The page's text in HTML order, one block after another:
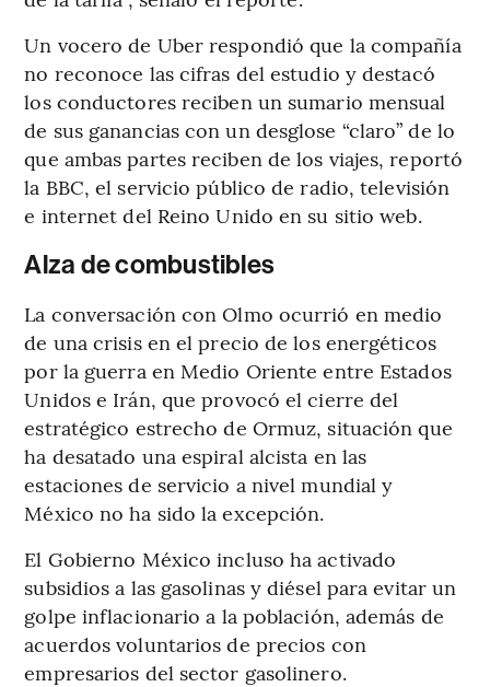
Un vocero de Uber respondió que la compañía
no reconoce las cifras del estudio y destacó
los conductores reciben un sumario mensual
de sus ganancias con un desglose “claro” de lo
que ambas partes reciben de los viajes, reportó
la BBC, el servicio público de radio, televisión
e internet del Reino Unido en su sitio web.
Alza de combustibles
La conversación con Olmo ocurrió en medio
de una crisis en el precio de los energéticos
por la guerra en Medio Oriente entre Estados
Unidos e Irán, que provocó el cierre del
estratégico estrecho de Ormuz, situación que
ha desatado una espiral alcista en las
estaciones de servicio a nivel mundial y
México no ha sido la excepción.
El Gobierno México incluso ha activado
subsidios a las gasolinas y diésel para evitar un
golpe inflacionario a la población, además de
acuerdos voluntarios de precios con
empresarios del sector gasolinero.